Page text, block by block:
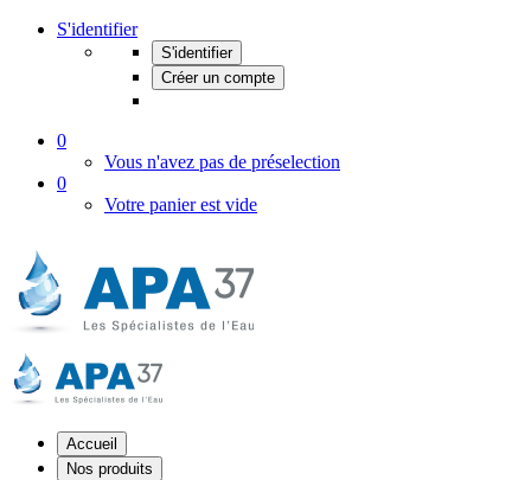
S'identifier
S'identifier
Créer un compte
0
Vous n'avez pas de préselection
0
Votre panier est vide
Accueil
Nos produits